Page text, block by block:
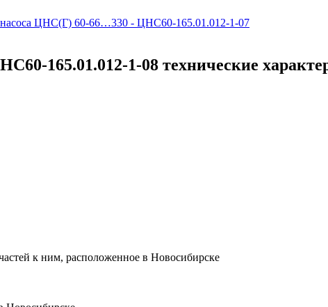
ЦНС(Г) 60-66…330 - ЦНС60-165.01.012-1-07
165.01.012-1-08 технические